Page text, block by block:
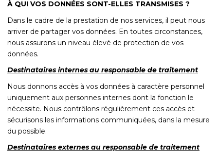
À QUI VOS DONNÉES SONT-ELLES TRANSMISES ?
Dans le cadre de la prestation de nos services, il peut nous
arriver de partager vos données. En toutes circonstances,
nous assurons un niveau élevé de protection de vos
données.
Destinataires internes au responsable de traitement
Nous donnons accès à vos données à caractère personnel
uniquement aux personnes internes dont la fonction le
nécessite. Nous contrôlons régulièrement ces accès et
sécurisons les informations communiquées, dans la mesure
du possible.
Destinataires externes au responsable de traitement